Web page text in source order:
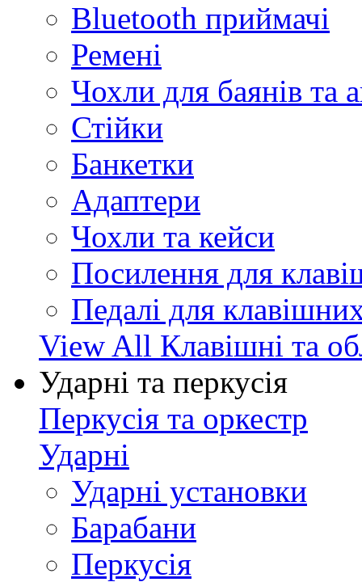
Bluetooth приймачі
Ремені
Чохли для баянів та
Стійки
Банкетки
Адаптери
Чохли та кейси
Посилення для
Педалі для
View All Клавішні та
Ударні та перкусія
Перкусія та оркестр
Ударні
Ударні установки
Барабани
Перкусія